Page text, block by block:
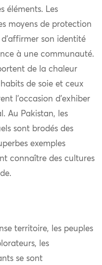
éléments. Les
moyens de protection
son identité
à une communauté.
de la chaleur
de soie et ceux
l’occasion d’exhiber
Au Pakistan, les
sont brodés des
exemples
connaître des cultures
territoire, les peuples
les
se sont